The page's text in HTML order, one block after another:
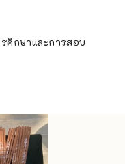
ศึกษาและการสอบ